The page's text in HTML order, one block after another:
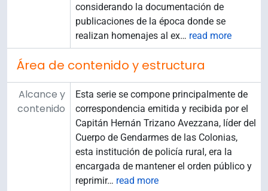
considerando la documentación de
publicaciones de la época donde se
realizan homenajes al ex… read more
Área de contenido y estructura
Alcance y
contenido
Esta serie se compone principalmente de
correspondencia emitida y recibida por el
Capitán Hernán Trizano Avezzana, líder del
Cuerpo de Gendarmes de las Colonias,
esta institución de policía rural, era la
encargada de mantener el orden público y
reprimir… read more